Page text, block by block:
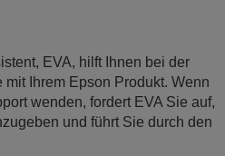
EVA, hilft Ihnen bei der
mit Ihrem Epson Produkt. Wenn
wenden, fordert EVA Sie auf,
und führt Sie durch den